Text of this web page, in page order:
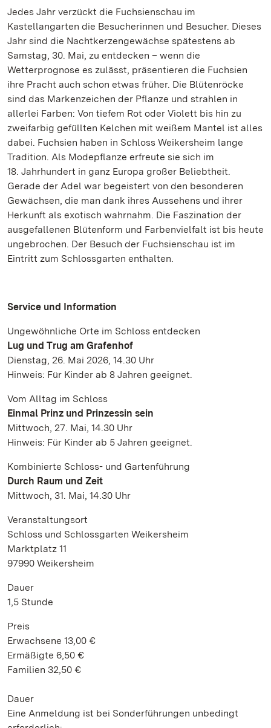
Jedes Jahr verzückt die Fuchsienschau im
Kastellangarten die Besucherinnen und Besucher. Dieses
Jahr sind die Nachtkerzengewächse spätestens ab
Samstag, 30. Mai, zu entdecken – wenn die
Wetterprognose es zulässt, präsentieren die Fuchsien
ihre Pracht auch schon etwas früher. Die Blütenröcke
sind das Markenzeichen der Pflanze und strahlen in
allerlei Farben: Von tiefem Rot oder Violett bis hin zu
zweifarbig gefüllten Kelchen mit weißem Mantel ist alles
dabei. Fuchsien haben in Schloss Weikersheim lange
Tradition. Als Modepflanze erfreute sie sich im
18. Jahrhundert in ganz Europa großer Beliebtheit.
Gerade der Adel war begeistert von den besonderen
Gewächsen, die man dank ihres Aussehens und ihrer
Herkunft als exotisch wahrnahm. Die Faszination der
ausgefallenen Blütenform und Farbenvielfalt ist bis heute
ungebrochen. Der Besuch der Fuchsienschau ist im
Eintritt zum Schlossgarten enthalten.
Service und Information
Ungewöhnliche Orte im Schloss entdecken
Lug und Trug am Grafenhof
Dienstag, 26. Mai 2026, 14.30 Uhr
Hinweis: Für Kinder ab 8 Jahren geeignet.
Vom Alltag im Schloss
Einmal Prinz und Prinzessin sein
Mittwoch, 27. Mai, 14.30 Uhr
Hinweis: Für Kinder ab 5 Jahren geeignet.
Kombinierte Schloss- und Gartenführung
Durch Raum und Zeit
Mittwoch, 31. Mai, 14.30 Uhr
Veranstaltungsort
Schloss und Schlossgarten Weikersheim
Marktplatz 11
97990 Weikersheim
Dauer
1,5 Stunde
Preis
Erwachsene 13,00 €
Ermäßigte 6,50 €
Familien 32,50 €
Dauer
Eine Anmeldung ist bei Sonderführungen unbedingt